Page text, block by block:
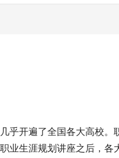
乎开遍了全国各大高校
业生涯规划讲座之后，